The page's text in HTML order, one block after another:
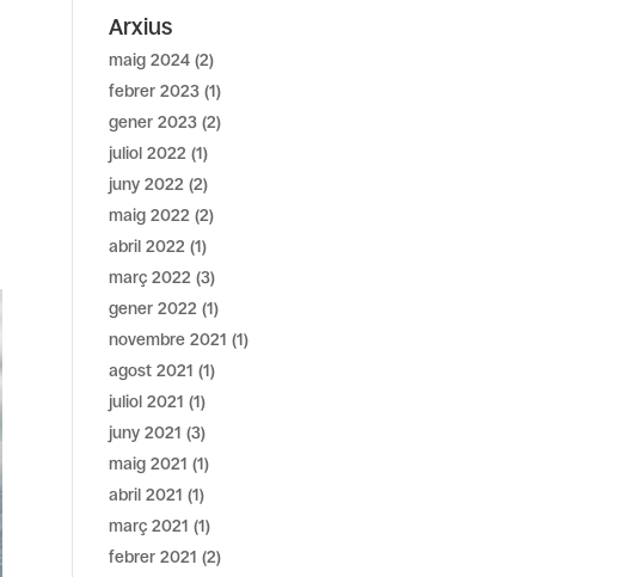
Arxius
maig 2024 (2)
febrer 2023 (1)
gener 2023 (2)
juliol 2022 (1)
juny 2022 (2)
maig 2022 (2)
abril 2022 (1)
març 2022 (3)
gener 2022 (1)
novembre 2021 (1)
agost 2021 (1)
juliol 2021 (1)
juny 2021 (3)
maig 2021 (1)
abril 2021 (1)
març 2021 (1)
febrer 2021 (2)